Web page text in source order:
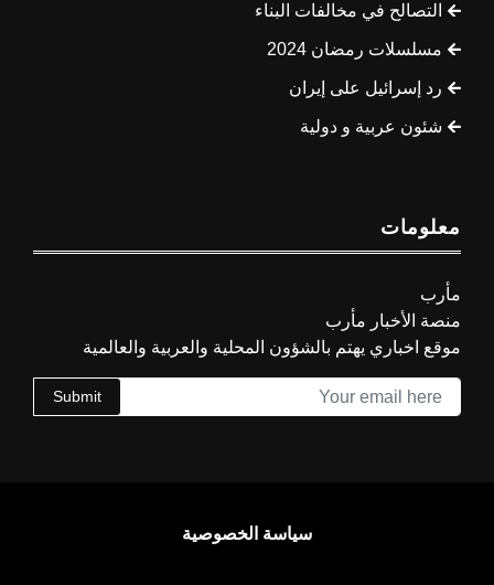
التصالح في مخالفات البناء
مسلسلات رمضان 2024
رد إسرائيل على إيران
شئون عربية و دولية
معلومات
مأرب
منصة الأخبار مأرب
موقع اخباري يهتم بالشؤون المحلية والعربية والعالمية
Submit
سياسة الخصوصية